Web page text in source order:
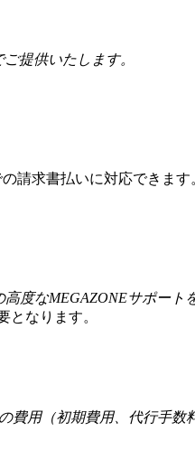
提供いたします。
請求書払いに対応できます
高度なMEGAZONEサポート
なります。
費用（初期費用、代行手数